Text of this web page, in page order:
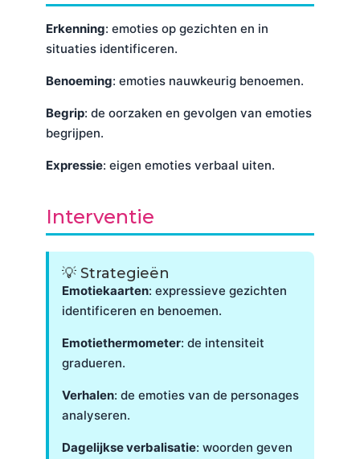
Erkenning: emoties op gezichten en in
situaties identificeren.
Benoeming: emoties nauwkeurig benoemen.
Begrip: de oorzaken en gevolgen van emoties
begrijpen.
Expressie: eigen emoties verbaal uiten.
Interventie
💡 Strategieën
Emotiekaarten: expressieve gezichten
identificeren en benoemen.
Emotiethermometer: de intensiteit
gradueren.
Verhalen: de emoties van de personages
analyseren.
Dagelijkse verbalisatie: woorden geven